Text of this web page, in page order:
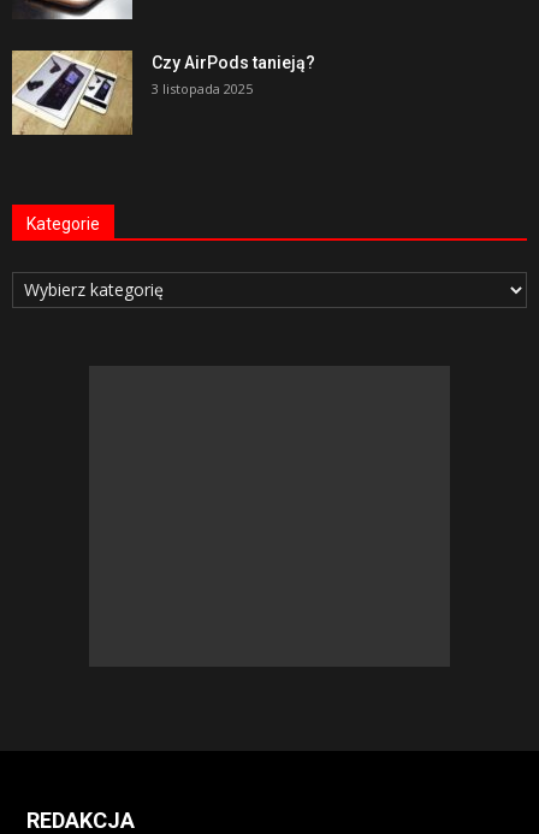
Czy AirPods tanieją?
3 listopada 2025
Kategorie
Kategorie
REDAKCJA